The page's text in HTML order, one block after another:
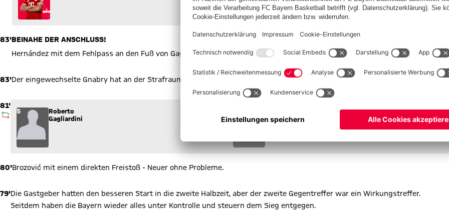
83'BEINAHE DER ANSCHLUSS!
Hernández mit dem Fehlpass an den Fuß von Gagliardini, Correa ist frei vor Neuer und setzt die Kugel flach links vorbei.
83'Der eingewechselte Gnabry hat an der Strafraumgrenze etwas Platz und verzieht aber weit übers Tor.
81'
AUSWECHSLUNG
Wechsel: Roberto Gagliardini (5) kommt für Hakan Çalhanoglu (20) ins Spiel.
5
Roberto
Gagliardini
Çalhanoglu
80'Brozović mit einem direkten Freistoß - Neuer ohne Probleme.
79'Die Gastgeber hatten den besseren Start in die zweite Halbzeit, aber der zweite Gegentreffer war ein Wirkungstreffer.
Seitdem haben die Bayern wieder alles unter Kontrolle und steuern dem Sieg entgegen.